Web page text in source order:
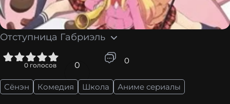
Отступница Габриэль
0 голосов 0 0
Сёнэн Комедия Школа Аниме сериалы